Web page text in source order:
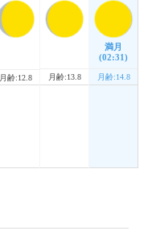
月齢:12.8 月齢:13.8
満月
(02:31)
月齢:14.8